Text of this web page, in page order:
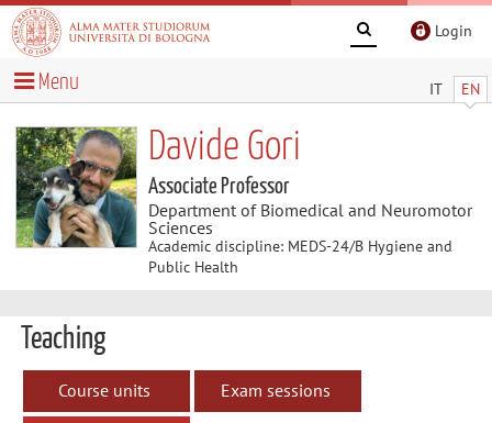
Login
IT EN
Menu
Davide Gori
Associate Professor
Department of Biomedical and Neuromotor
Sciences
Academic discipline: MEDS-24/B Hygiene and
Public Health
Teaching
Course units Exam sessions